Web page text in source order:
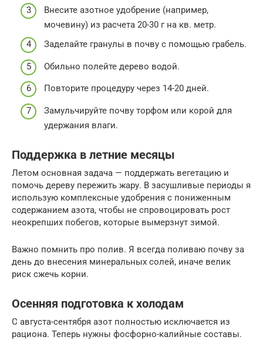
Внесите азотное удобрение (например,
мочевину) из расчета 20-30 г на кв. метр.
Заделайте гранулы в почву с помощью грабель.
Обильно полейте дерево водой.
Повторите процедуру через 14-20 дней.
Замульчируйте почву торфом или корой для
удержания влаги.
Поддержка в летние месяцы
Летом основная задача — поддержать вегетацию и
помочь дереву пережить жару. В засушливые периоды я
использую комплексные удобрения с пониженным
содержанием азота, чтобы не спровоцировать рост
неокрепших побегов, которые вымерзнут зимой.
Важно помнить про полив. Я всегда поливаю почву за
день до внесения минеральных солей, иначе велик
риск сжечь корни.
Осенняя подготовка к холодам
С августа-сентября азот полностью исключается из
рациона. Теперь нужны фосфорно-калийные составы.